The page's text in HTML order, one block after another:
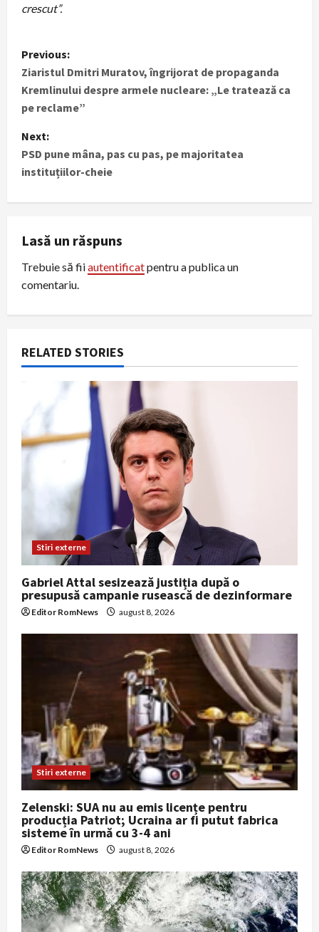
crescut”.
P
o
s
t
n
a
i
g
a
t
n
Previous:
Ziaristul Dmitri Muratov, îngrijorat de propaganda
Kremlinului despre armele nucleare: „Le tratează ca
pe reclame”
Next:
PSD pune mâna, pas cu pas, pe majoritatea
instituțiilor-cheie
Lasă un răspuns
Trebuie să fiiautentificatpentru a publica un
comentariu.
RELATED STORIES
Stiri externe
Gabriel Attal sesizează justiția după o
presupusă campanie rusească de dezinformare
Editor RomNews august 8, 2026
Stiri externe
Zelenski: SUA nu au emis licențe pentru
producția Patriot; Ucraina ar fi putut fabrica
sisteme în urmă cu 3-4 ani
Editor RomNews august 8, 2026